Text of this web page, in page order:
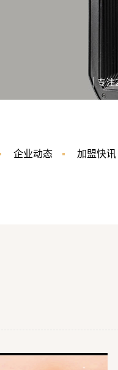
企业动态 加盟快讯